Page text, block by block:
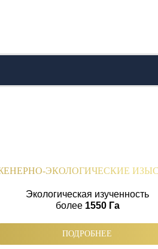
ЭКОЛОГИЧЕСКИЕ
Экологическая изученность
более 1550 Га
ПОДРОБНЕЕ